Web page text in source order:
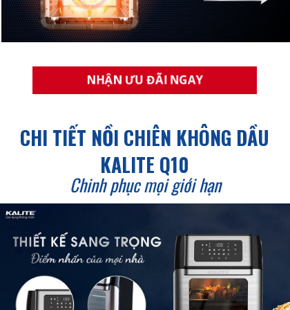
NHẬN ƯU ĐÃI NGAY
CHI TIẾT NỒI CHIÊN KHÔNG DẦU
KALITE Q10
Chinh phục mọi giới hạn